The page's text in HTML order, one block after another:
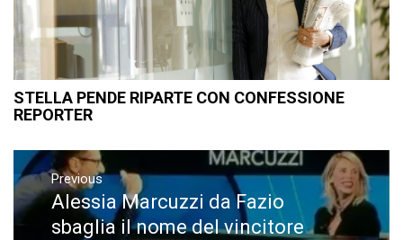
STELLA PENDE RIPARTE CON CONFESSIONE
REPORTER
Navigazione
articoli
Previous
Previous
post:
Alessia Marcuzzi da Fazio
sbaglia il nome del vincitore